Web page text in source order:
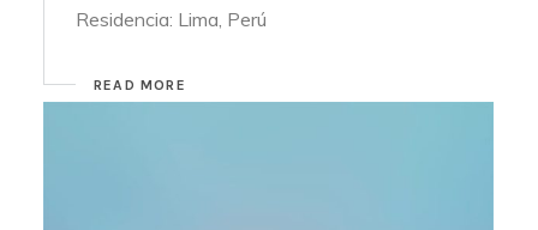
Residencia: Lima, Perú
READ MORE